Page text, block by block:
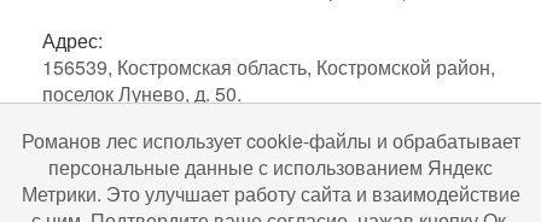
Адрес:
156539, Костромская область, Костромской район,
поселок Лунево, д. 50.
2010–2026. Экоотель Романов лес.
№С442024004256 в ЕРОК в сфере туристской
индустрии. Разработка и поддержка Uru-ru.ru
Романов лес использует cookie-файлы и обрабатывает
персональные данные с использованием Яндекс
Метрики. Это улучшает работу сайта и взаимодействие